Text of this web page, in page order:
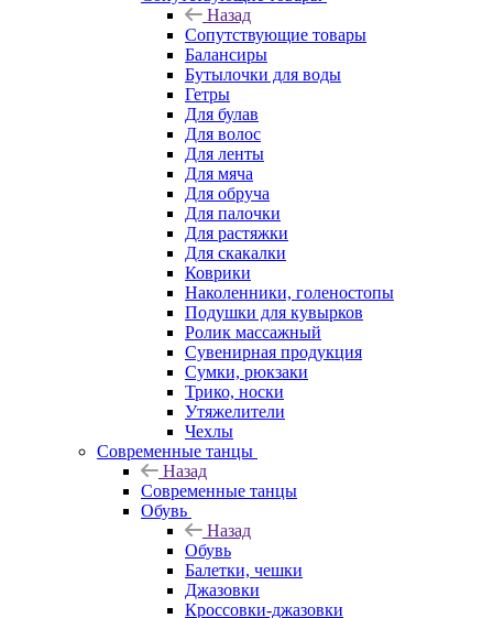
Назад
Сопутствующие товары
Балансиры
Бутылочки для воды
Гетры
Для булав
Для волос
Для ленты
Для мяча
Для обруча
Для палочки
Для растяжки
Для скакалки
Коврики
Наколенники, голеностопы
Подушки для кувырков
Ролик массажный
Сувенирная продукция
Сумки, рюкзаки
Трико, носки
Утяжелители
Чехлы
Современные танцы
Назад
Современные танцы
Обувь
Назад
Обувь
Балетки, чешки
Джазовки
Кроссовки-джазовки